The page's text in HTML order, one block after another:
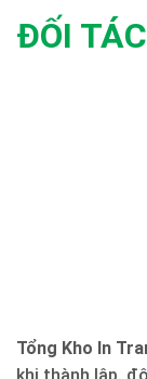
ĐỐI TÁC
Tổng Kho In